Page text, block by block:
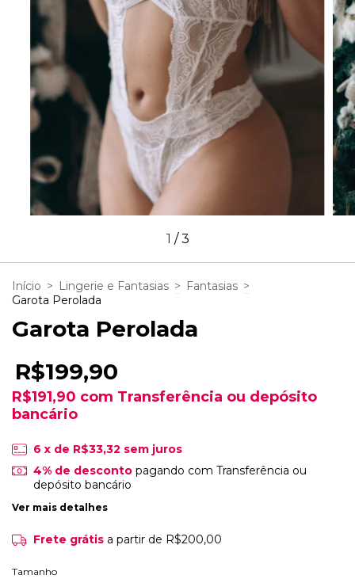
1 /3
Início > Lingerie e Fantasias > Fantasias >
Garota Perolada
Garota Perolada
R$199,90
R$191,90 com Transferência ou depósito
bancário
6 x de R$33,32 sem juros
4% de descontopagando com Transferência ou
depósito bancário
Ver mais detalhes
Frete grátis a partir de R$200,00
Tamanho